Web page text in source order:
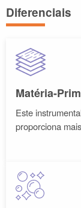
Diferenciais
Matéria-
Este
proporciona